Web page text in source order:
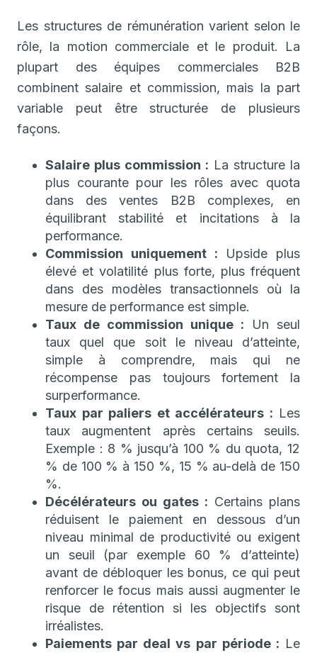
Les structures de rémunération varient selon le
rôle, la motion commerciale et le produit. La
plupart des équipes commerciales B2B
combinent salaire et commission, mais la part
variable peut être structurée de plusieurs
façons.
Salaire plus commission : La structure la
plus courante pour les rôles avec quota
dans des ventes B2B complexes, en
équilibrant stabilité et incitations à la
performance.
Commission uniquement : Upside plus
élevé et volatilité plus forte, plus fréquent
dans des modèles transactionnels où la
mesure de performance est simple.
Taux de commission unique : Un seul
taux quel que soit le niveau d’atteinte,
simple à comprendre, mais qui ne
récompense pas toujours fortement la
surperformance.
Taux par paliers et accélérateurs : Les
taux augmentent après certains seuils.
Exemple : 8 % jusqu’à 100 % du quota, 12
% de 100 % à 150 %, 15 % au-delà de 150
%.
Décélérateurs ou gates : Certains plans
réduisent le paiement en dessous d’un
niveau minimal de productivité ou exigent
un seuil (par exemple 60 % d’atteinte)
avant de débloquer les bonus, ce qui peut
renforcer le focus mais aussi augmenter le
risque de rétention si les objectifs sont
irréalistes.
Paiements par deal vs par période : Le